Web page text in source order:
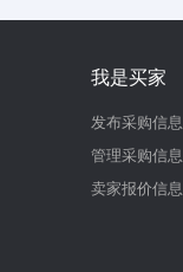
我是买家
发布采购信息
管理采购信息
卖家报价信息